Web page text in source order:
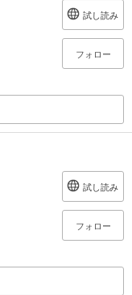
試し読み
フォロー
試し読み
フォロー